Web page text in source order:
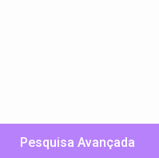
Pesquisa Avançada